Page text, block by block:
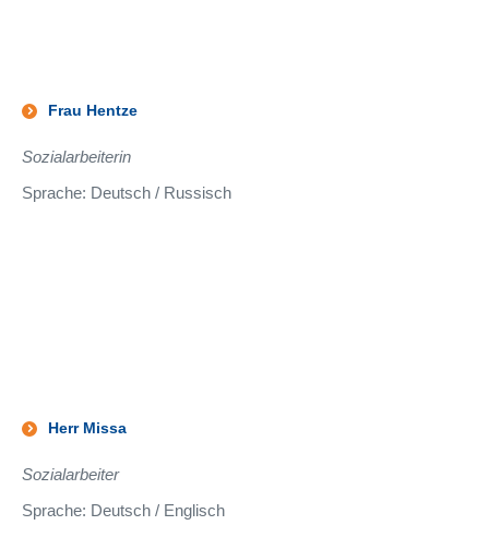
Frau Hentze
Sozialarbeiterin
Sprache: Deutsch / Russisch
Herr Missa
Sozialarbeiter
Sprache: Deutsch / Englisch